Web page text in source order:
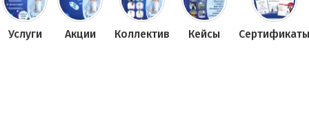
Услуги Акции Коллектив Кейсы Сертификаты